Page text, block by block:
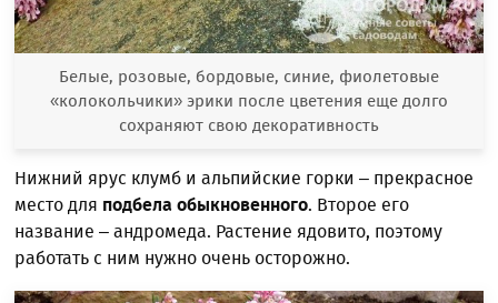
Белые, розовые, бордовые, синие, фиолетовые
«колокольчики» эрики после цветения еще долго
сохраняют свою декоративность
Нижний ярус клумб и альпийские горки – прекрасное
место для подбела обыкновенного. Второе его
название – андромеда. Растение ядовито, поэтому
работать с ним нужно очень осторожно.